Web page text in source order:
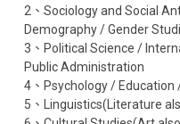
2、Sociology and Social
Demography / Gender
3、Political Science /
Public Administration
4、Psychology / Education
5、Linguistics(Literature